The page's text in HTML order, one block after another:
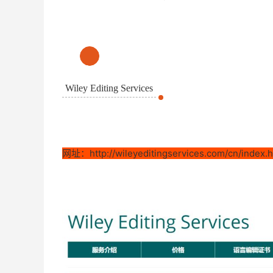
01
Wiley Editing Services
网址：http://wileyeditingservices.com/cn/